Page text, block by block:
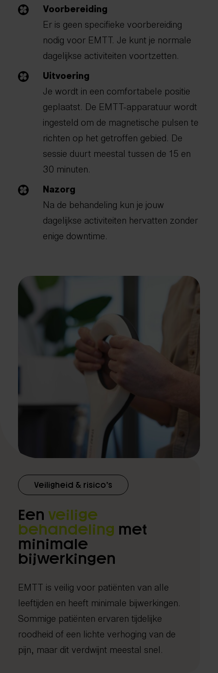
Voorbereiding
Er is geen specifieke voorbereiding
nodig voor EMTT. Je kunt je normale
dagelijkse activiteiten voortzetten.
Uitvoering
Je wordt in een comfortabele positie
geplaatst. De EMTT-apparatuur wordt
ingesteld om de magnetische pulsen te
richten op het getroffen gebied. De
sessie duurt meestal tussen de 15 en
30 minuten.
Nazorg
Na de behandeling kun je jouw
dagelijkse activiteiten hervatten zonder
enige downtime.
Veiligheid & risico’s
Eenveilige
behandeling met
minimale
bijwerkingen
EMTT is veilig voor patiënten van alle
leeftijden en heeft minimale bijwerkingen.
Sommige patiënten ervaren tijdelijke
roodheid of een lichte verhoging van de
pijn, maar dit verdwijnt meestal snel.